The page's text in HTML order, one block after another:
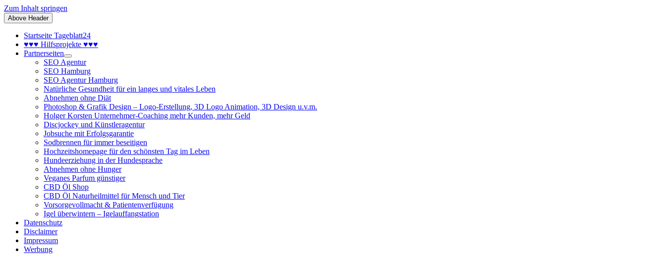
Zum Inhalt springen
Above Header
Startseite Tageblatt24
♥♥♥ Hilfsprojekte ♥♥♥
Partnerseiten
SEO Agentur
SEO Hamburg
SEO Agentur Hamburg
Natürliche Gesundheit für ein langes und vitales Leben
Abnehmen ohne Diät
Photoshop & Grafik Design – Logo-Erstellung, 3D Logo Animation, 3D Design u.v.m.
Holger Korsten Unternehmer-Coaching mehr Kunden, mehr Geld
Discjockey und Künstleragentur
Jobsuche mit Erfolgsgarantie
Sodbrennen für immer beseitigen
Hochzeitshomepage für den schönsten Tag im Leben
Hundeerziehung in der Hundesprache
Abnehmen ohne Hunger
Veganes Parfum günstiger
CBD Öl Shop
CBD Öl Naturheilmittel für Mensch und Tier
Vorsorgevollmacht & Patientenverfügung
Igel überwintern – Igelauffangstation
Datenschutz
Disclaimer
Impressum
Werbung